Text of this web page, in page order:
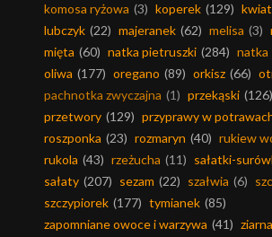
komosa ryżowa (3) koperek (129)
lubczyk (22) majeranek (62) melisa (3)
mięta (60) natka pietruszki (284) natka
oliwa (177) oregano (89) orkisz (66)
pachnotka zwyczajna (1) przekąski (126)
przetwory (129) przyprawy w
roszponka (23) rozmaryn (40) rukiew
rukola (43) rzeżucha (11) sałatki-
sałaty (207) sezam (22) szałwia (6)
szczypiorek (177) tymianek (85)
zapomniane owoce i warzywa (41) ziarna